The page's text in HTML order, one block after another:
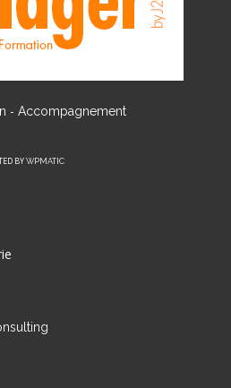
- Accompagnement
BY WPMATIC